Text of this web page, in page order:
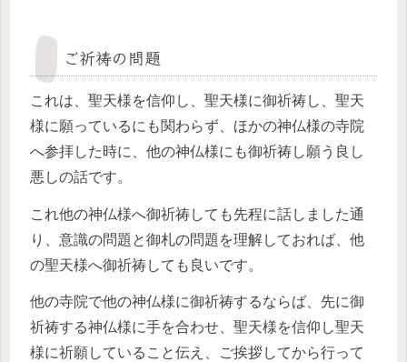
ご祈祷の問題
これは、聖天様を信仰し、聖天様に御祈祷し、聖天
様に願っているにも関わらず、ほかの神仏様の寺院
へ参拝した時に、他の神仏様にも御祈祷し願う良し
悪しの話です。
これ他の神仏様へ御祈祷しても先程に話しました通
り、意識の問題と御札の問題を理解しておれば、他
の聖天様へ御祈祷しても良いです。
他の寺院で他の神仏様に御祈祷するならば、先に御
祈祷する神仏様に手を合わせ、聖天様を信仰し聖天
様に祈願していること伝え、ご挨拶してから行って